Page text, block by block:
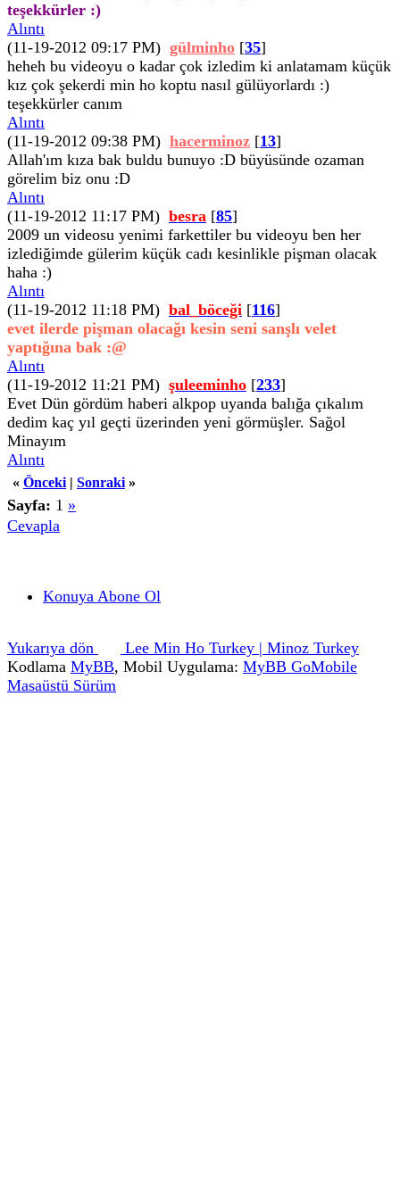
teşekkürler :)
Alıntı
(11-19-2012 09:17 PM) gülminho [35]
heheh bu videoyu o kadar çok izledim ki anlatamam küçük
kız çok şekerdi min ho koptu nasıl gülüyorlardı :)
teşekkürler canım
Alıntı
(11-19-2012 09:38 PM) hacerminoz [13]
Allah'ım kıza bak buldu bunuyo :D büyüsünde ozaman
görelim biz onu :D
Alıntı
(11-19-2012 11:17 PM) besra [85]
2009 un videosu yenimi farkettiler bu videoyu ben her
izlediğimde gülerim küçük cadı kesinlikle pişman olacak
haha :)
Alıntı
(11-19-2012 11:18 PM) bal_böceği [116]
evet ilerde pişman olacağı kesin seni sanşlı velet
yaptığına bak :@
Alıntı
(11-19-2012 11:21 PM) şuleeminho [233]
Evet Dün gördüm haberi alkpop uyanda balığa çıkalım
dedim kaç yıl geçti üzerinden yeni görmüşler. Sağol
Minayım
Alıntı
« Önceki | Sonraki »
Sayfa: 1 »
Cevapla
Konuya Abone Ol
Yukarıya dön
Lee Min Ho Turkey | Minoz Turkey
Kodlama MyBB, Mobil Uygulama: MyBB GoMobile
Masaüstü Sürüm